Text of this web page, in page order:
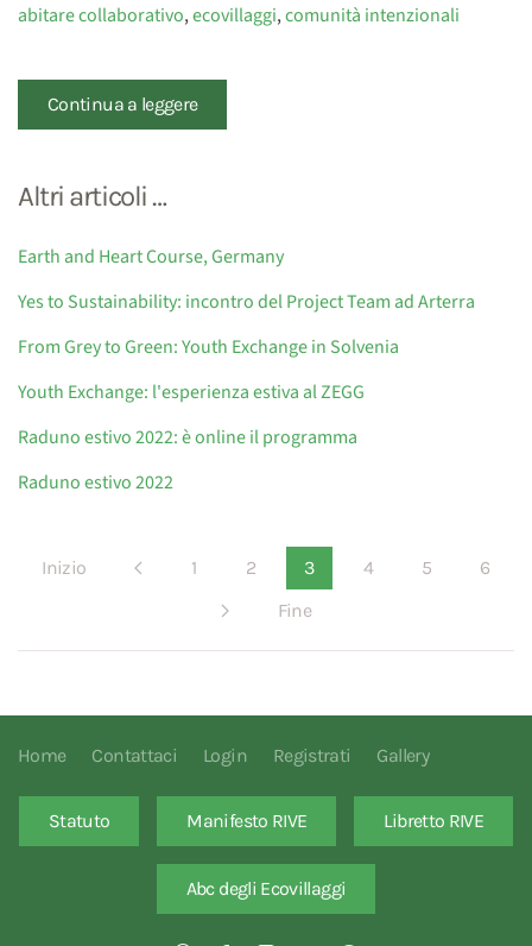
abitare collaborativo,ecovillaggi,comunità intenzionali
Continua a leggere
Altri articoli …
Earth and Heart Course, Germany
Yes to Sustainability: incontro del Project Team ad Arterra
From Grey to Green: Youth Exchange in Solvenia
Youth Exchange: l'esperienza estiva al ZEGG
Raduno estivo 2022: è online il programma
Raduno estivo 2022
Inizio 1 2 3 4 5
6
Fine
Home Contattaci Login Registrati Gallery
Statuto Manifesto RIVE Libretto RIVE
Abc degli Ecovillaggi